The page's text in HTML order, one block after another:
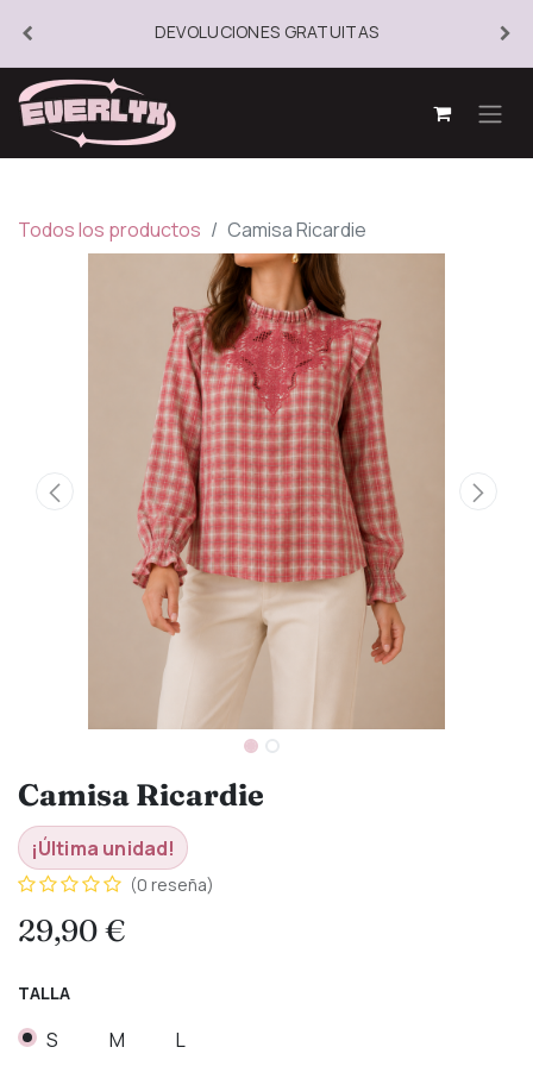
DEVOLUCIONES GRATUITAS
Todos los productos Camisa Ricardie
Camisa Ricardie
¡Última unidad!
(0 reseña)
29,90€
TALLA
S M L